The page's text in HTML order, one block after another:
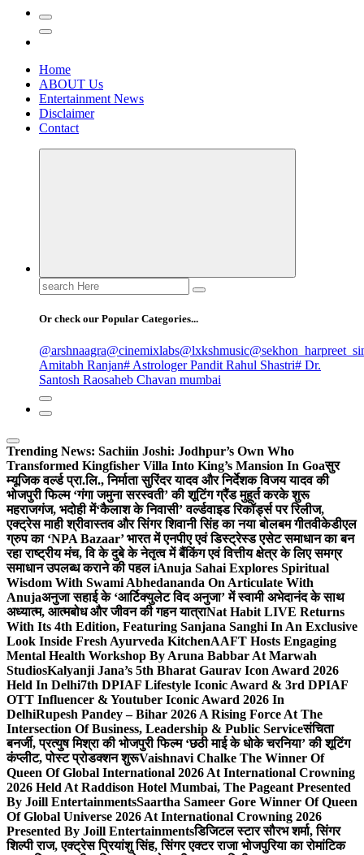
Home
ABOUT Us
Entertainment News
Disclaimer
Contact
Search
for:
Or check our Popular Categories...
@arshnaagra@cinemixlabs@lxkshmusic
Amitabh Ranjan# Astrologer Pandit Rahul Shastri# Dr.
Santosh Raosaheb Chavan mumbai
Trending News: Sachiin Joshi: Jodhpur’s Own Who
Transformed Kingfisher Villa Into King’s Mansion In Goaसुर
म्यूजिक वर्ल्ड प्रा.लि., निर्माता सुरिंदर यादव और निर्देशक विजय यादव की
भोजपुरी फिल्म ‘गंगा जमुना सरस्वती’ की शूटिंग ग्रैंड मुहूर्त करके शुरू
महराजगंज, भदोही में‘कैलाश के निवासी’ वर्ल्डवाइड रिकॉर्ड्स पर रिलीज,
एक्ट्रेस माही श्रीवास्तव और सिंगर शिवानी सिंह का नया बोलबम गीतवीकेडीएल
ग्रुप का ‘NPA Bazaar’ भारत में एनपीए एवं डिस्ट्रेस्ड एसेट समाधान का बन
रहा राष्ट्रीय मंच, वि के दुबे के नेतृत्व में बैंकिंग एवं वित्तीय क्षेत्र के लिए समग्र
समाधान उपलब्ध कराने की पहल iAnuja Sahai Explores Spiritual
Wisdom With Swami Abhedananda On Articulate With
Anujaअनुजा सहाई के ‘आर्टिक्युलेट विद अनुजा’ में स्वामी अभेदानंद के साथ
अध्यात्म, आत्मबोध और जीवन की गहन यात्राNat Habit LIVE Returns
With Its 4th Edition, Featuring Sanjana Sanghi In An Exclusive
Look Inside Fresh Ayurveda KitchenAAFT Hosts Engaging
Mental Health Workshop By Aruna Babbar At Marwah
StudiosKalyanji Jana’s 5th Bharat Gaurav Icon Award 2026
Held In Delhi7th DPIAF Lifestyle Iconic Award & 3rd DPIAF
OTT Influencer & Youtuber Iconic Award 2026 In
DelhiRupesh Pandey – Bihar 2026 A Rising Force At The
Intersection Of Business, Leadership & Public Serviceसंचिता
बनर्जी, प्रत्युष मिश्रा की भोजपुरी फिल्म ‘छठी माई के धोके चरनिया’ की शूटिंग
कंप्लीट, पोस्ट प्रोडक्शन शुरूVaishnavi Chalke The Winner Of
Queen Of Global International 2026 At International Crowning
2026 Held At Raddison Hotel Mumbai, The Pageant Presented
By Joill EntertainmentsSaartha Sameer Gore Winner Of Queen
Of Global Universe 2026 At International Crowning 2026
Presented By Joill Entertainmentsडिजिटल स्टार सौरभ शर्मा, सिंगर
शिल्पी राज, एक्ट्रेस प्रियांशु सिंह, सिंगर एक्टर राजा भोजपुरिया का रोमांटिक